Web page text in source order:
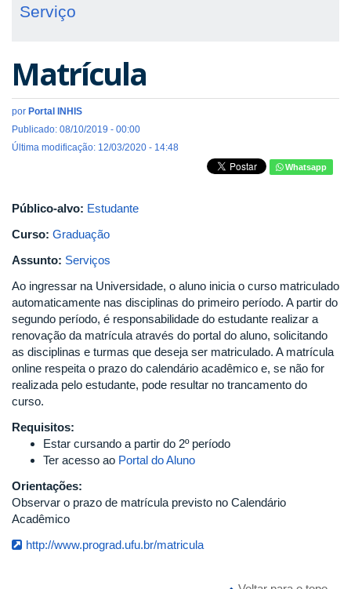
Serviço
Matrícula
por Portal INHIS
Publicado: 08/10/2019 - 00:00
Última modificação: 12/03/2020 - 14:48
Whatsapp
Público-alvo: Estudante
Curso: Graduação
Assunto: Serviços
Ao ingressar na Universidade, o aluno inicia o curso matriculado
automaticamente nas disciplinas do primeiro período. A partir do
segundo período, é responsabilidade do estudante realizar a
renovação da matrícula através do portal do aluno, solicitando
as disciplinas e turmas que deseja ser matriculado. A matrícula
online respeita o prazo do calendário acadêmico e, se não for
realizada pelo estudante, pode resultar no trancamento do
curso.
Requisitos:
Estar cursando a partir do 2º período
Ter acesso ao Portal do Aluno
Orientações:
Observar o prazo de matrícula previsto no Calendário
Acadêmico
http://www.prograd.ufu.br/matricula